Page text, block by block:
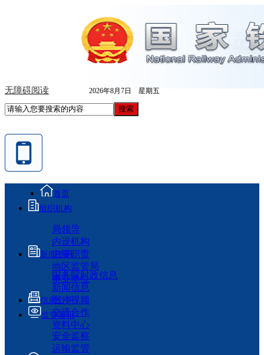
无障碍阅读 2026年8月7日 星期五
首页
组织机构
局领导
内设机构
主要职责
地区监管局
事业单位
新闻资讯
国务院时政信息
新闻信息
图片视频
交流合作
资料中心
信息公开
监管履职
安全监察
运输监管